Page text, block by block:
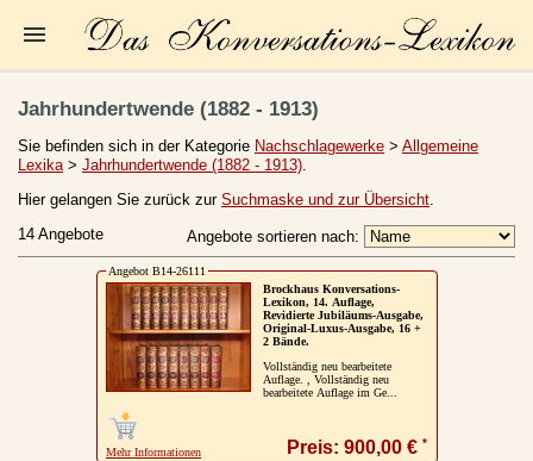
Kleine Kulturgeschichte
Die Meyer Auflagen
Zu den Angeboten
Widerrufsbelehrung
Jahrhundertwende (1882 - 1913)
Sie befinden sich in der Kategorie Nachschlagewerke > Allgemeine
Lexika> Jahrhundertwende (1882 - 1913).
Hier gelangen Sie zurück zur Suchmaske und zur Übersicht.
14 Angebote
Angebote sortieren nach:
Angebot B14-26111
Brockhaus Konversations-
Lexikon, 14. Auflage,
Revidierte Jubiläums-Ausgabe,
Original-Luxus-Ausgabe, 16 +
2 Bände.
Vollständig neu bearbeitete
Auflage. , Vollständig neu
bearbeitete Auflage im Ge...
Mehr Informationen Preis: 900,00 € *